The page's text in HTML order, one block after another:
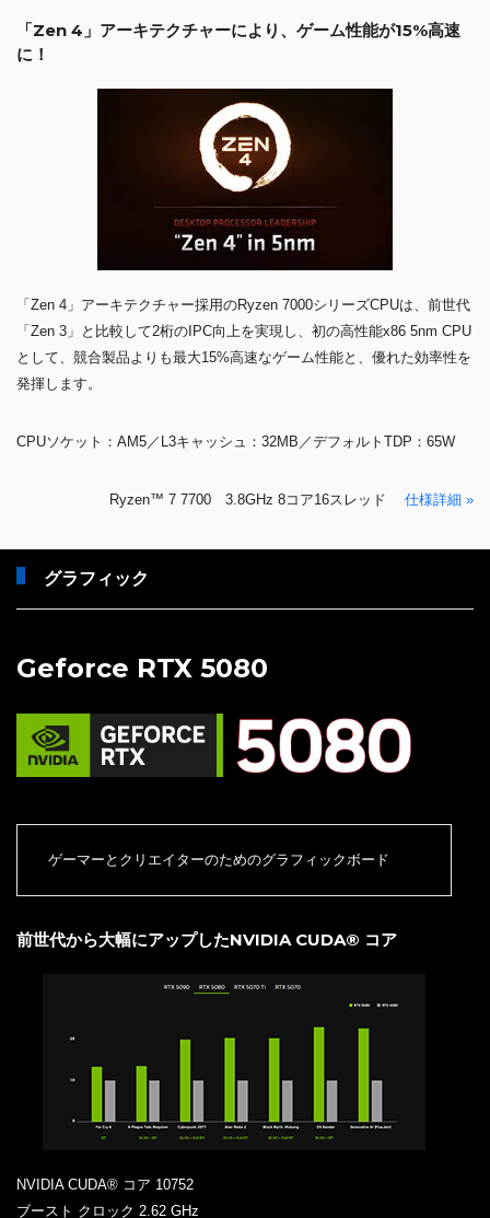
「Zen 4」アーキテクチャーにより、ゲーム性能が15%高速
に！
「Zen 4」アーキテクチャー採用のRyzen 7000シリーズCPUは、前世代
「Zen 3」と比較して2桁のIPC向上を実現し、初の高性能x86 5nm CPU
として、競合製品よりも最大15%高速なゲーム性能と、優れた効率性を
発揮します。
CPUソケット：AM5／L3キャッシュ：32MB／デフォルトTDP：65W
Ryzen™ 7 7700 3.8GHz 8コア16スレッド 仕様詳細 »
グラフィック
Geforce RTX 5080
ゲーマーとクリエイターのためのグラフィックボード
前世代から大幅にアップしたNVIDIA CUDA® コア
NVIDIA CUDA® コア 10752
ブースト クロック 2.62 GHz